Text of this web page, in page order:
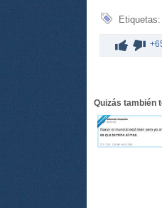
Etiquetas:
Quizás también